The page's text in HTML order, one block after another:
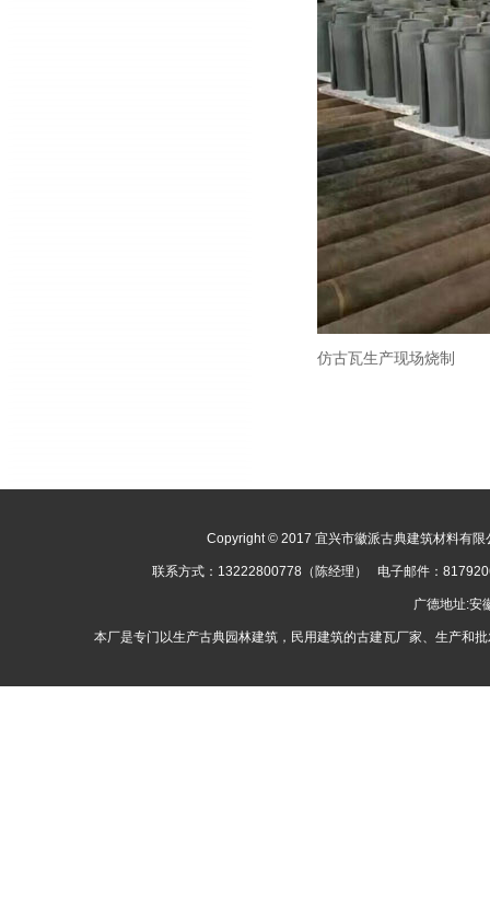
仿古瓦生产现场烧制
Copyright © 2017 宜兴市徽派古典建筑材料有
联系方式：13222800778（陈经理） 电子邮件：
广德地址:
本厂是专门以生产古典园林建筑，民用建筑的古建瓦厂家、生产和